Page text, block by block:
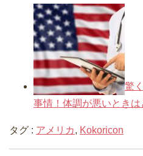
驚
事情！体調が悪いときは
タグ : アメリカ, Kokoricon